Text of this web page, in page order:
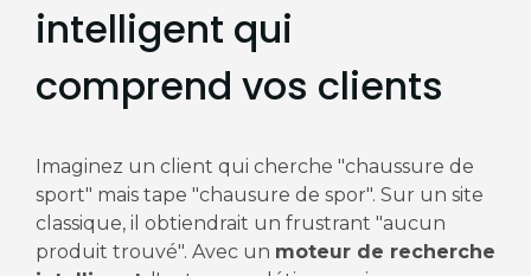
intelligent qui
comprend vos clients
Imaginez un client qui cherche "chaussure de
sport" mais tape "chausure de spor". Sur un site
classique, il obtiendrait un frustrant "aucun
produit trouvé". Avec un moteur de recherche